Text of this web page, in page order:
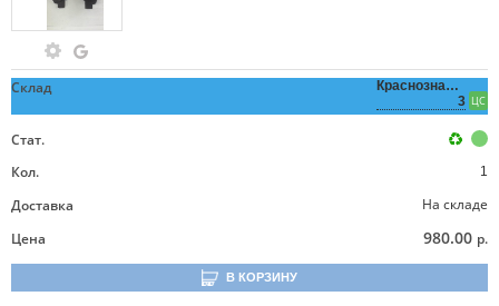
Склад
Краснознаменная,
3 ЦС
Стат.
Кол.
1
Доставка
На складе
Цена
980.00 р.
В КОРЗИНУ